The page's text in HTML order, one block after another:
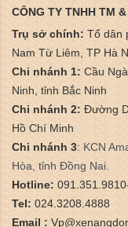
CÔNG TY TNHH TM
Trụ sở chính: Tổ dân
Nam Từ Liêm, TP Hà
Chi nhánh 1: Cầu
Ninh, tỉnh Bắc Ninh
Chi nhánh 2: Đường
Hồ Chí Minh
Chi nhánh 3: ​KCN
Hòa, tỉnh Đồng Nai.
Hotline:
Tel: 024.3208.4888
Email :